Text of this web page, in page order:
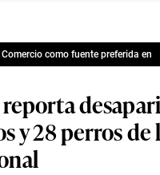
como fuente preferida en
y 28 perros de